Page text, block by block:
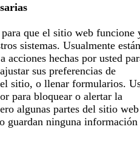
para que el sitio web funcione
sistemas. Usualmente están
acciones hechas por usted
sus preferencias de
sitio, o llenar formularios.
para bloquear o alertar la
algunas partes del sitio
guardan ninguna información